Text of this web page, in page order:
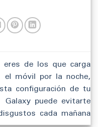
eres de los que carga
el móvil por la noche,
configuración de tu
Galaxy puede evitarte
cada mañana